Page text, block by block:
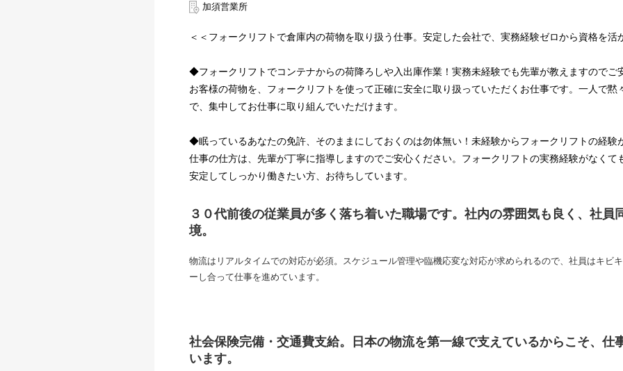
加須営業所
＜＜フォークリフトで倉庫内の荷物を取り扱う仕事。安定した会社で、実務経験ゼロから資格を活
◆フォークリフトでコンテナからの荷降ろしや入出庫作業！実務未経験でも先輩が教えますのでご
お客様の荷物を、フォークリフトを使って正確に安全に取り扱っていただくお仕事です。一人で黙
で、集中してお仕事に取り組んでいただけます。
◆眠っているあなたの免許、そのままにしておくのは勿体無い！未経験からフォークリフトの経験
仕事の仕方は、先輩が丁寧に指導しますのでご安心ください。フォークリフトの実務経験がなくて
安定してしっかり働きたい方、お待ちしています。
３０代前後の従業員が多く落ち着いた職場です。社内の雰囲気も良く、社員
境。
物流はリアルタイムでの対応が必須。スケジュール管理や臨機応変な対応が求められるので、社員はキビ
ーし合って仕事を進めています。
社会保険完備・交通費支給。日本の物流を第一線で支えているからこそ、仕
います。